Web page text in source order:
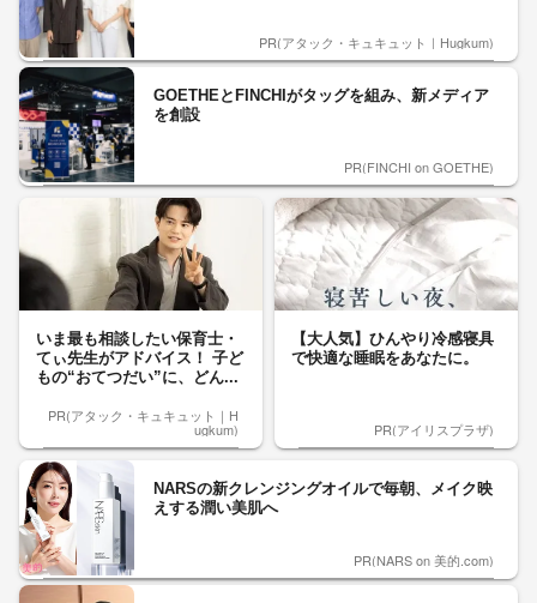
PR(アタック・キュキュット｜Hugkum)
GOETHEとFINCHIがタッグを組み、新メディア
を創設
PR(FINCHI on GOETHE)
いま最も相談したい保育士・
てぃ先生がアドバイス！ 子ど
もの“おてつだい”に、どん...
PR(アタック・キュキュット｜H
ugkum)
【大人気】ひんやり冷感寝具
で快適な睡眠をあなたに。
PR(アイリスプラザ)
NARSの新クレンジングオイルで毎朝、メイク映
えする潤い美肌へ
PR(NARS on 美的.com)